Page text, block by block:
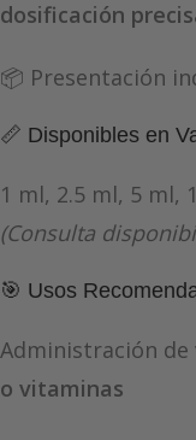
dosificación
📦 Presentación
📏 Disponibles en
1 ml, 2.5 ml, 5 ml,
(Consulta
🎯 Usos
Administración de
o vitaminas